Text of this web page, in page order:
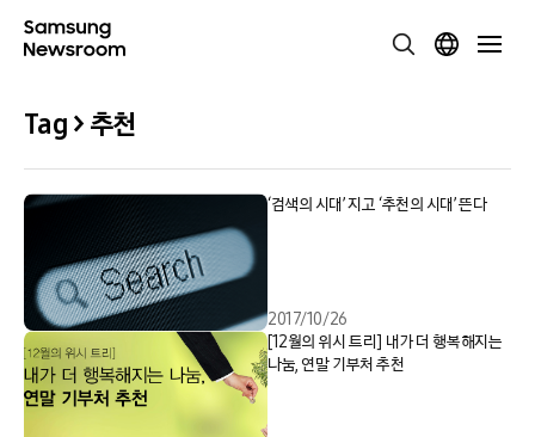
Tag > 추천
‘검색의 시대’ 지고 ‘추천의 시대’ 뜬다
2017/10/26
[12월의 위시 트리] 내가 더 행복해지는
나눔, 연말 기부처 추천